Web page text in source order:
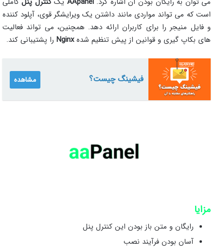
است که می تواند مواردی مانند داشتن یک ویرایشگر قوی، آپلود کننده
و فایل منیجر را برای کاربران ارائه دهد. همچنین، می تواند فعالیت
های بکاپ گیری و قوانین از پیش تنظیم شدهNginx را پشتیبانی کند.
فیشینگ چیست؟ مشاهده
مزایا
رایگان و متن باز بودن این کنترل پنل
آسان بودن فرآیند نصب